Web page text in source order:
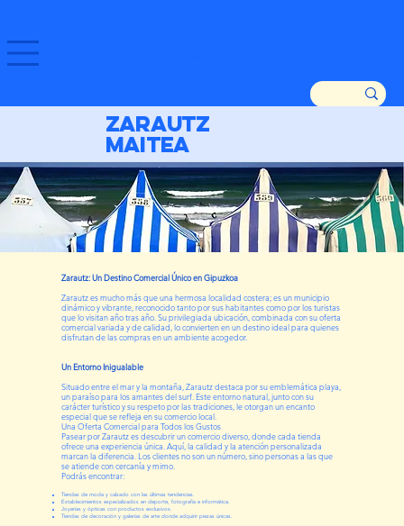
Zarautz
maitea
Zarautz: Un Destino Comercial Único en Gipuzkoa
Zarautz es mucho más que una hermosa localidad costera; es un municipio
dinámico y vibrante, reconocido tanto por sus habitantes como por los turistas
que lo visitan año tras año. Su privilegiada ubicación, combinada con su oferta
comercial variada y de calidad, lo convierten en un destino ideal para quienes
disfrutan de las compras en un ambiente acogedor.
Un Entorno Inigualable
Situado entre el mar y la montaña, Zarautz destaca por su emblemática playa,
un paraíso para los amantes del surf. Este entorno natural, junto con su
carácter turístico y su respeto por las tradiciones, le otorgan un encanto
especial que se refleja en su comercio local.
Una Oferta Comercial para Todos los Gustos
Pasear por Zarautz es descubrir un comercio diverso, donde cada tienda
ofrece una experiencia única. Aquí, la calidad y la atención personalizada
marcan la diferencia. Los clientes no son un número, sino personas a las que
se atiende con cercanía y mimo.
Podrás encontrar:
Tiendas de moda y calzado con las últimas tendencias.
Establecimientos especializados en deporte, fotografía e informática.
Joyerías y ópticas con productos exclusivos.
Tiendas de decoración y galerías de arte donde adquirir piezas únicas.